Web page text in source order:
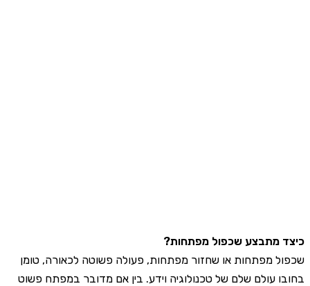
מתבצע שכפול מפתחות?
מפתחות או שחזור מפתחות, פעולה פשוטה לכאורה, טומן
עולם שלם של טכנולוגיה וידע. בין אם מדובר במפתח פשוט